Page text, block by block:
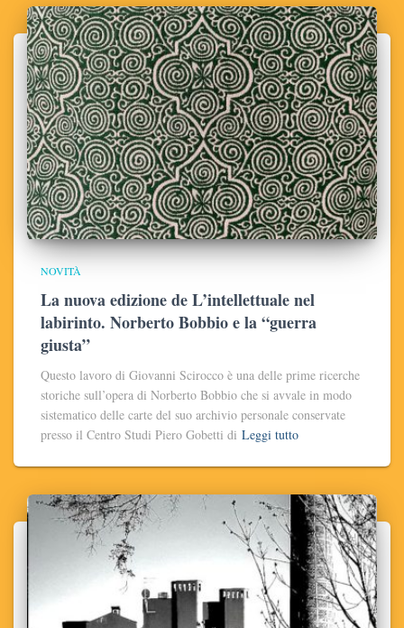
NOVITÀ
La nuova edizione de L’intellettuale nel
labirinto. Norberto Bobbio e la “guerra
giusta”
Questo lavoro di Giovanni Scirocco è una delle prime ricerche
storiche sull’opera di Norberto Bobbio che si avvale in modo
sistematico delle carte del suo archivio personale conservate
presso il Centro Studi Piero Gobetti di Leggi tutto